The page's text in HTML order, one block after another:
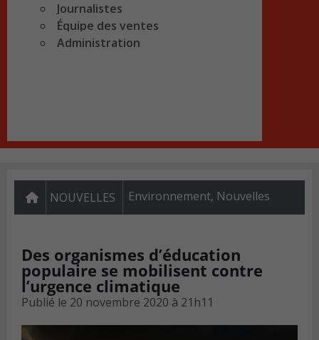
Journalistes
Équipe des ventes
Administration
NOUVELLES Environnement, Nouvelles
Des organismes d’éducation
populaire se mobilisent contre
l’urgence climatique
Publié le 20 novembre 2020 à 21h11